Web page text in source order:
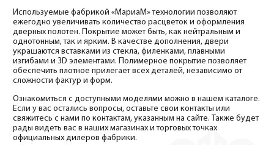
Используемые фабрикой «МариаМ» технологии позволяют
ежегодно увеличивать количество расцветок и оформления
дверных полотен. Покрытие может быть, как нейтральным и
однотонным, так и ярким. В качестве дополнения, двери
украшаются вставками из стекла, филенками, плавными
изгибами и 3D элементами. Полимерное покрытие позволяет
обеспечить плотное прилегает всех деталей, независимо от
сложности фактур и форм.
Ознакомиться с доступными моделями можно в нашем каталоге.
Если у вас остались вопросы, оставьте свои контакты или
свяжитесь с нами по контактам, указанным на сайте. Также будет
рады видеть вас в наших магазинах и торговых точках
официальных дилеров фабрики.